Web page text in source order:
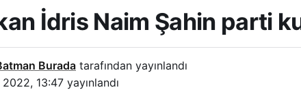
İdris Naim Şahin parti
Burada tarafından yayınlandı
2022, 13:47 yayınlandı